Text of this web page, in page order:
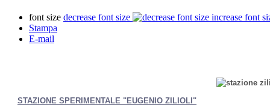
font size decrease font size
increase font
Stampa
E-mail
STAZIONE SPERIMENTALE "EUGENIO ZILIOLI"